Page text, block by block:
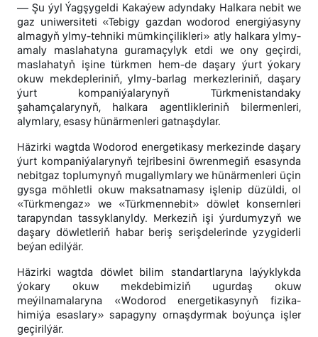
— Şu ýyl Ýagşygeldi Kakaýew adyndaky Halkara nebit we
gaz uniwersiteti «Tebigy gazdan wodorod energiýasyny
almagyň ylmy-tehniki mümkinçilikleri» atly halkara ylmy-
amaly maslahatyna guramaçylyk etdi we ony geçirdi,
maslahatyň işine türkmen hem-de daşary ýurt ýokary
okuw mekdepleriniň, ylmy-barlag merkezleriniň, daşary
ýurt kompaniýalarynyň Türkmenistandaky
şahamçalarynyň, halkara agentlikleriniň bilermenleri,
alymlary, esasy hünärmenleri gatnaşdylar.
Häzirki wagtda Wodorod energetikasy merkezinde daşary
ýurt kompaniýalarynyň tejribesini öwrenmegiň esasynda
nebitgaz toplumynyň mugallymlary we hünärmenleri üçin
gysga möhletli okuw maksatnamasy işlenip düzüldi, ol
«Türkmengaz» we «Türkmennebit» döwlet konsernleri
tarapyndan tassyklanyldy. Merkeziň işi ýurdumyzyň we
daşary döwletleriň habar beriş serişdelerinde yzygiderli
beýan edilýär.
Häzirki wagtda döwlet bilim standartlaryna laýyklykda
ýokary okuw mekdebimiziň ugurdaş okuw
meýilnamalaryna «Wodorod energetikasynyň fizika-
himiýa esaslary» sapagyny ornaşdyrmak boýunça işler
geçirilýär.